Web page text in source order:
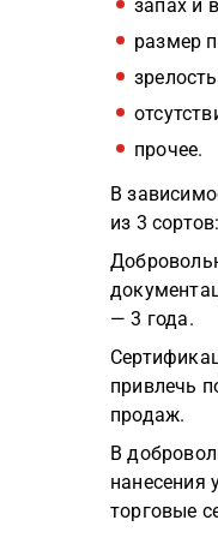
запах и
размер
прочее.
В
из 3
— 3 года.
привлечь
продаж.
В
нанесения
торговые